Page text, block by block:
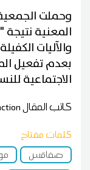
وحملت
المعنية
والآليات
الاجتماعية
كاتب المقال
كلمات مفتاح
صفاقس